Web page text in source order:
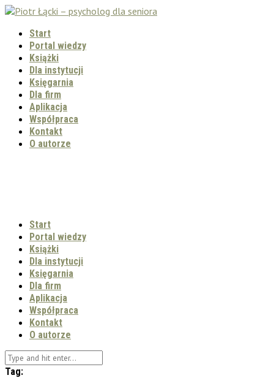
Start
Portal wiedzy
Książki
Dla instytucji
Księgarnia
Dla firm
Aplikacja
Współpraca
Kontakt
O autorze
Start
Portal wiedzy
Książki
Dla instytucji
Księgarnia
Dla firm
Aplikacja
Współpraca
Kontakt
O autorze
Tag: